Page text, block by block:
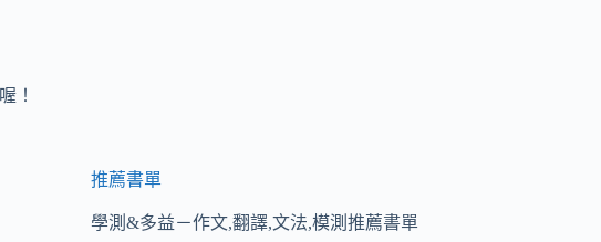
喔！
推薦書單
學測&多益－作文,翻譯,文法,模測推薦書單